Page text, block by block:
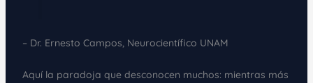
– Dr. Ernesto Campos, Neurocientífico UNAM
Aquí la paradoja que desconocen muchos: mientras más